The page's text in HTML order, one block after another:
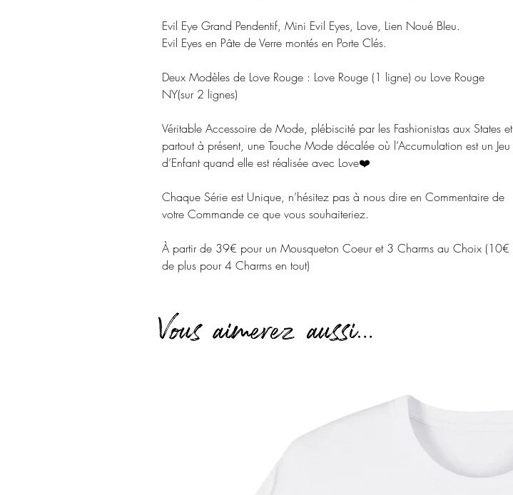
Evil Eye Grand Pendentif, Mini Evil Eyes, Love, Lien Noué Bleu.
Evil Eyes en Pâte de Verre montés en Porte Clés.
Deux Modèles de Love Rouge : Love Rouge (1 ligne) ou Love Rouge
NY(sur 2 lignes)
Véritable Accessoire de Mode, plébiscité par les Fashionistas aux States et
partout à présent, une Touche Mode décalée où l’Accumulation est un Jeu
d’Enfant quand elle est réalisée avec Love❤️
Chaque Série est Unique, n’hésitez pas à nous dire en Commentaire de
votre Commande ce que vous souhaiteriez.
À partir de 39€ pour un Mousqueton Coeur et 3 Charms au Choix (10€
de plus pour 4 Charms en tout)